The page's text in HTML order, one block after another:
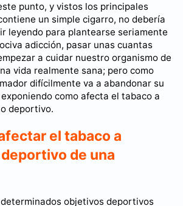
punto, y vistos los principales
un simple cigarro, no debería
leyendo para plantearse seriamente
adicción, pasar unas cuantas
a cuidar nuestro organismo de
vida realmente sana; pero como
difícilmente va a abandonar su
como afecta el tabaco a
deportivo.
el tabaco a
de una
objetivos deportivos